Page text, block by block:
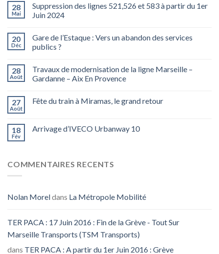
28
Mai
Suppression des lignes 521,526 et 583 à partir du 1er
Juin 2024
20
Déc
Gare de l’Estaque : Vers un abandon des services
publics ?
28
Août
Travaux de modernisation de la ligne Marseille –
Gardanne – Aix En Provence
27
Août
Fête du train à Miramas, le grand retour
18
Fév
Arrivage d’IVECO Urbanway 10
COMMENTAIRES RECENTS
Nolan Moreldans La Métropole Mobilité
TER PACA : 17 Juin 2016 : Fin de la Grève - Tout Sur
Marseille Transports (TSM Transports)
dans TER PACA : A partir du 1er Juin 2016 : Grève